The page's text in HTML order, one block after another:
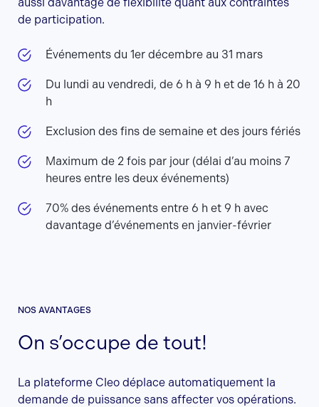
de participation.
Événements du 1er décembre au 31 mars
Du lundi au vendredi, de 6 h à 9 h et de 16 h à 20
h
Exclusion des fins de semaine et des jours fériés
Maximum de 2 fois par jour (délai d’au moins 7
heures entre les deux événements)
70% des événements entre 6 h et 9 h avec
davantage d’événements en janvier-février
NOS AVANTAGES
On s’occupe de tout!
La plateforme Cleo déplace automatiquement la
demande de puissance sans affecter vos opérations.